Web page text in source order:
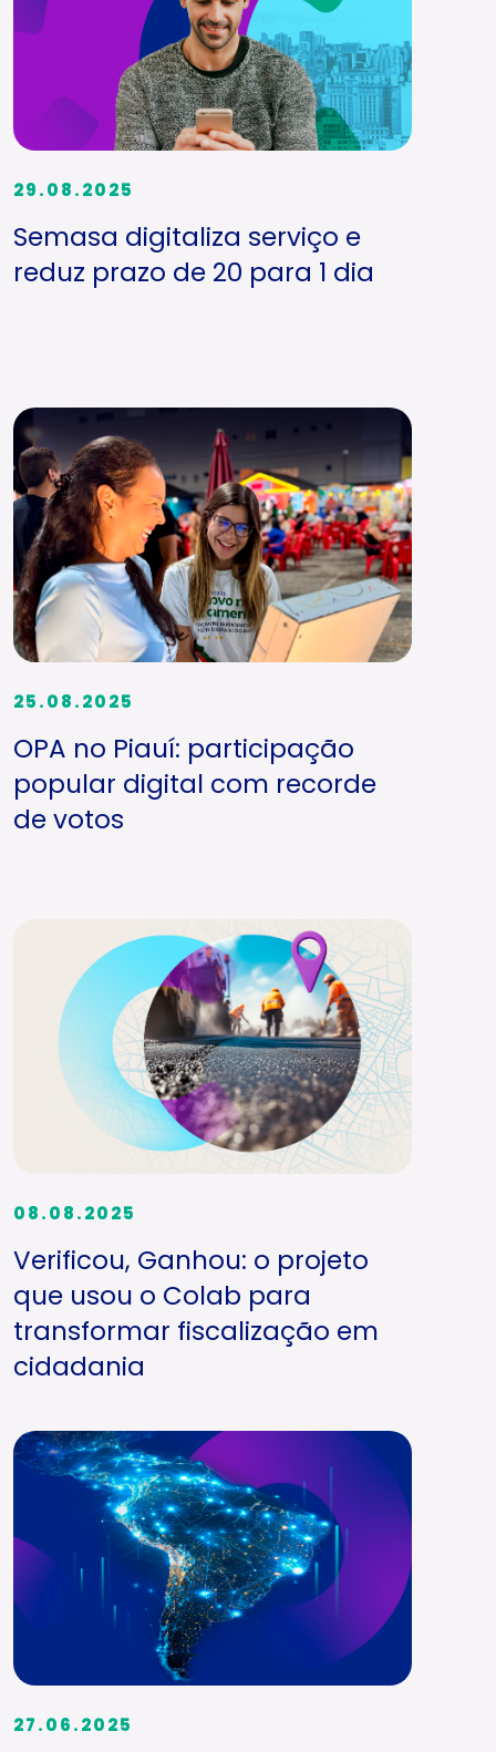
29.08.2025
Semasa digitaliza serviço e
reduz prazo de 20 para 1 dia
25.08.2025
OPA no Piauí: participação
popular digital com recorde
de votos
08.08.2025
Verificou, Ganhou: o projeto
que usou o Colab para
transformar fiscalização em
cidadania
27.06.2025